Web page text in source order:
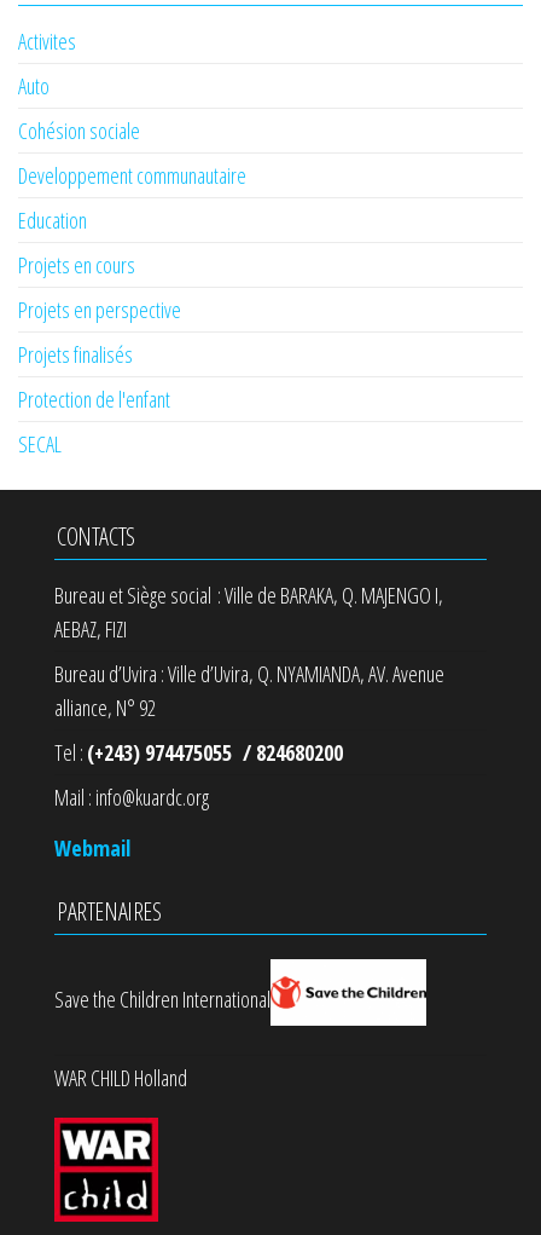
Activites
Auto
Cohésion sociale
Developpement communautaire
Education
Projets en cours
Projets en perspective
Projets finalisés
Protection de l'enfant
SECAL
CONTACTS
Bureau et Siège social : Ville de BARAKA, Q. MAJENGO I,
AEBAZ, FIZI
Bureau d’Uvira : Ville d’Uvira, Q. NYAMIANDA, AV. Avenue
alliance, N° 92
Tel : (+243) 974475055 / 824680200
Mail : info@kuardc.org
Webmail
PARTENAIRES
Save the Children International
WAR CHILD Holland